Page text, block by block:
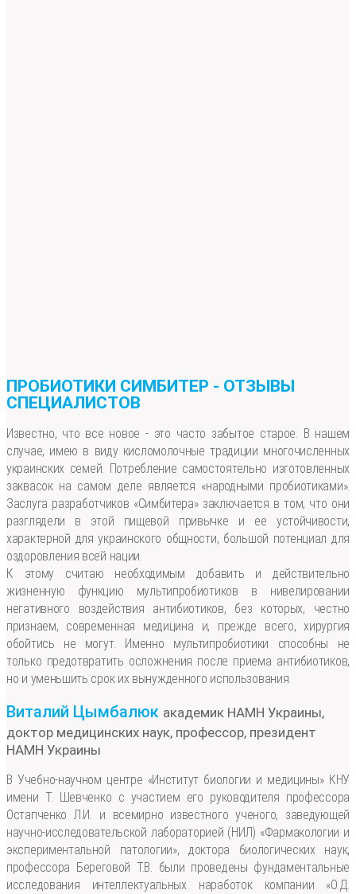
ПРОБИОТИКИ СИМБИТЕР - ОТЗЫВЫ
СПЕЦИАЛИСТОВ
Известно, что все новое - это часто забытое старое. В нашем
случае, имею в виду кисломолочные традиции многочисленных
украинских семей. Потребление самостоятельно изготовленных
заквасок на самом деле является «народными пробиотиками».
Заслуга разработчиков «Симбитера» заключается в том, что они
разглядели в этой пищевой привычке и ее устойчивости,
характерной для украинского общности, большой потенциал для
оздоровления всей нации.
К этому считаю необходимым добавить и действительно
жизненную функцию мультипробиотиков в нивелировании
негативного воздействия антибиотиков, без которых, честно
признаем, современная медицина и, прежде всего, хирургия
обойтись не могут. Именно мультипробиотики способны не
только предотвратить осложнения после приема антибиотиков,
но и уменьшить срок их вынужденного использования.
Виталий Цымбалюк академик НАМН Украины,
доктор медицинских наук, профессор, президент
НАМН Украины
В Учебно-научном центре «Институт биологии и медицины» КНУ
имени Т. Шевченко с участием его руководителя профессора
Остапченко Л.И. и всемирно известного ученого, заведующей
научно-исследовательской лабораторией (НИЛ) «Фармакологии и
экспериментальной патологии», доктора биологических наук,
профессора Береговой Т.В. были проведены фундаментальные
исследования интеллектуальных наработок компании «О.Д.